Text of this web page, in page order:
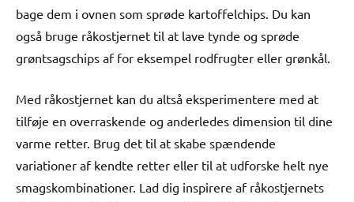
bage dem i ovnen som sprøde kartoffelchips. Du kan
også bruge råkostjernet til at lave tynde og sprøde
grøntsagschips af for eksempel rodfrugter eller grønkål.
Med råkostjernet kan du altså eksperimentere med at
tilføje en overraskende og anderledes dimension til dine
varme retter. Brug det til at skabe spændende
variationer af kendte retter eller til at udforske helt nye
smagskombinationer. Lad dig inspirere af råkostjernets